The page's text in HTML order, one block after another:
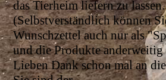
das Tierheim liefern zu lassen.
(Selbstverständlich können
Wunschzettel auch nur als
und die Produkte anderweitig
Lieben Dank schon mal an